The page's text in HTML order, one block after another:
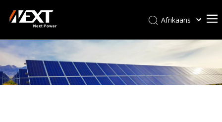
Afrikaans
Italiano
Deutsch